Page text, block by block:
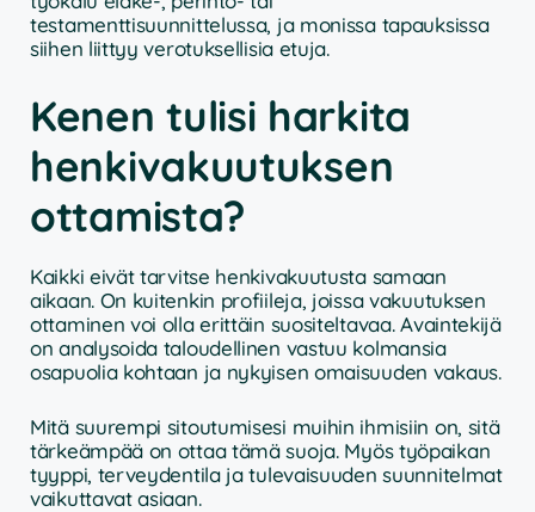
testamenttisuunnittelussa, ja monissa tapauksissa
siihen liittyy verotuksellisia etuja.
Kenen tulisi harkita
henkivakuutuksen
ottamista?
Kaikki eivät tarvitse henkivakuutusta samaan
aikaan. On kuitenkin profiileja, joissa vakuutuksen
ottaminen voi olla erittäin suositeltavaa. Avaintekijä
on analysoida taloudellinen vastuu kolmansia
osapuolia kohtaan ja nykyisen omaisuuden vakaus.
Mitä suurempi sitoutumisesi muihin ihmisiin on, sitä
tärkeämpää on ottaa tämä suoja. Myös työpaikan
tyyppi, terveydentila ja tulevaisuuden suunnitelmat
vaikuttavat asiaan.